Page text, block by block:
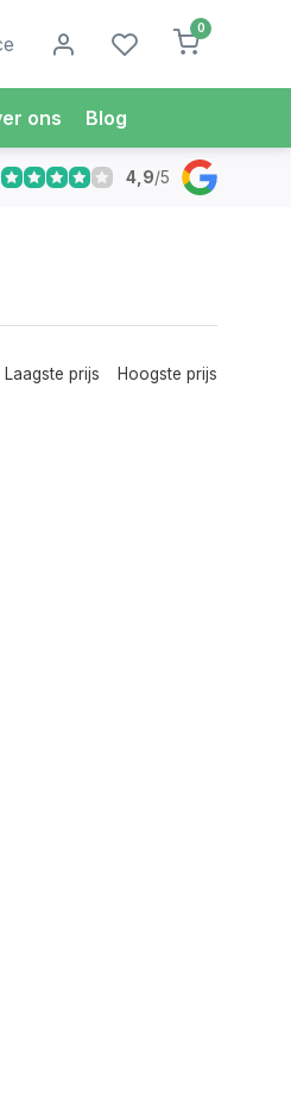
0
ons Blog
Morgen in Huis*
4,9/5
Laagste prijs Hoogste prijs